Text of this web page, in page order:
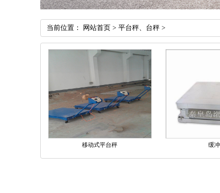
当前位置： 网站首页 > 平台秤、台秤 >
移动式平台秤 缓